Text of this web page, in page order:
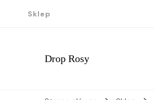
Sklep
Drop Rosy